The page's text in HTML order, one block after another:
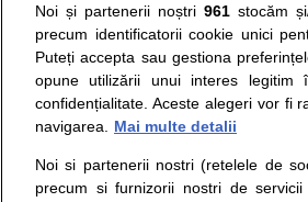
Resurse:
Opiniile avizate ale
nici diagnosticul
ii punem la
Despre noi
Despre noi
Noi și partenerii noștri 961stocăm
precum identificatorii cookie unici
Puteți accepta sau gestiona
opune utilizării unui interes
confidențialitate. Aceste alegeri vor fi
navigarea.
Mai multe detalii
Noi si partenerii nostri (retelele de
precum si furnizorii nostri de